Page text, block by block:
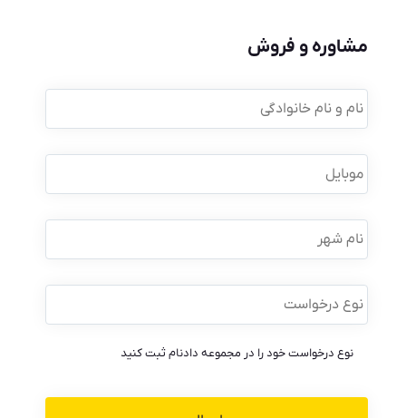
مشاوره و فروش
نام
و
نام
موبایل *
نام
شهر
نوع
درخواست *
نوع درخواست خود را در مجموعه دادنام ثبت کنید